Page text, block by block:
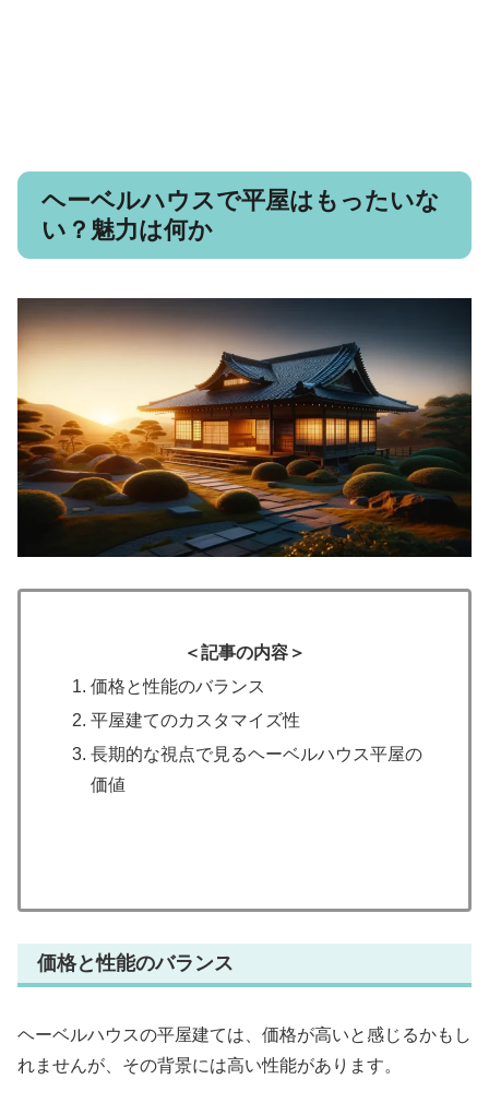
ヘーベルハウスで平屋はもったいな
い？魅力は何か
＜記事の内容＞
価格と性能のバランス
平屋建てのカスタマイズ性
長期的な視点で見るヘーベルハウス平屋の
価値
価格と性能のバランス
ヘーベルハウスの平屋建ては、価格が高いと感じるかもし
れませんが、その背景には高い性能があります。